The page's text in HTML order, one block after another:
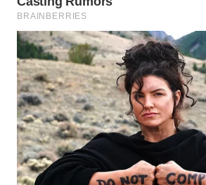
TAPANULI
TENGAH
WN DELI
SERDANG
WN
TEBING
TINGGI
WN